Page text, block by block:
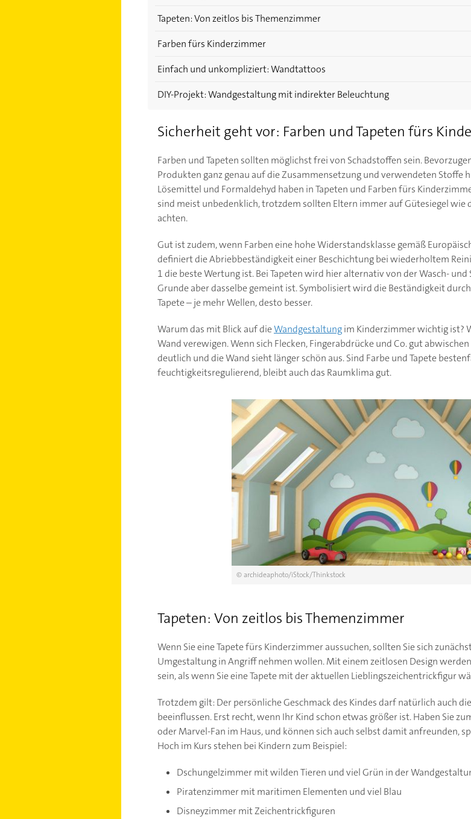
Tapeten: Von zeitlos bis Themenzimmer
Farben fürs Kinderzimmer
Einfach und unkompliziert: Wandtattoos
DIY-Projekt: Wandgestaltung mit indirekter Beleuchtung
Sicherheit geht vor: Farben und Tapeten fürs
Farben und Tapeten sollten möglichst frei von Schadstoffen sein.
Produkten ganz genau auf die Zusammensetzung und verwendeten Stoffe
Lösemittel und Formaldehyd haben in Tapeten und Farben fürs
sind meist unbedenklich, trotzdem sollten Eltern immer auf Gütesiegel wie
achten.
Gut ist zudem, wenn Farben eine hohe Widerstandsklasse gemäß
definiert die Abriebbeständigkeit einer Beschichtung bei wiederholtem
1 die beste Wertung ist. Bei Tapeten wird hier alternativ von der Wasch-
Grunde aber dasselbe gemeint ist. Symbolisiert wird die Beständigkeit
Tapete – je mehr Wellen, desto besser.
Warum das mit Blick auf dieWandgestaltungim Kinderzimmer wichtig ist?
Wand verewigen. Wenn sich Flecken, Fingerabdrücke und Co. gut
deutlich und die Wand sieht länger schön aus. Sind Farbe und Tapete
feuchtigkeitsregulierend, bleibt auch das Raumklima gut.
© archideaphoto/iStock/Thinkstock
Tapeten: Von zeitlos bis Themenzimmer
Wenn Sie eine Tapete fürs Kinderzimmer aussuchen, sollten Sie sich
Umgestaltung in Angriff nehmen wollen. Mit einem zeitlosen Design
sein, als wenn Sie eine Tapete mit der aktuellen Lieblingszeichentrickfigur
Trotzdem gilt: Der persönliche Geschmack des Kindes darf natürlich auch
beeinflussen. Erst recht, wenn Ihr Kind schon etwas größer ist. Haben Sie
oder Marvel-Fan im Haus, und können sich auch selbst damit anfreunden,
Hoch im Kurs stehen bei Kindern zum Beispiel:
Dschungelzimmer mit wilden Tieren und viel Grün in der
Piratenzimmer mit maritimen Elementen und viel Blau
Disneyzimmer mit Zeichentrickfiguren